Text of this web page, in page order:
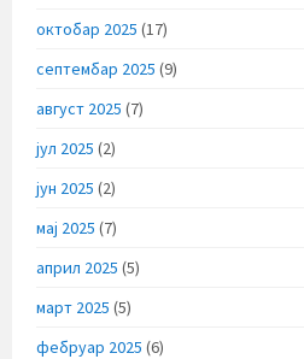
октобар 2025 (17)
септембар 2025 (9)
август 2025 (7)
јул 2025 (2)
јун 2025 (2)
мај 2025 (7)
април 2025 (5)
март 2025 (5)
фебруар 2025 (6)